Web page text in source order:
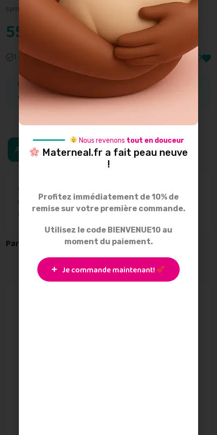
e
u
r
symbole d’espoir et de longévité.
55.00€
1 en stock
Achetez cet article et obtenez
- d'une valeur de
0.10€
Ajouter au panier
SKU:
BOLATALISMANOROSE
Catégories:Bijoux de grossesse,Bolas de grossesse
Marque:pleine lune
Partager :
Nous revenons tout en douceur
Materneal.fr a fait peau neuve
!
Profitez immédiatement de 10% de
remise sur votre première commande.
Utilisez le code BIENVENUE10 au
moment du paiement.
Je commande maintenant!